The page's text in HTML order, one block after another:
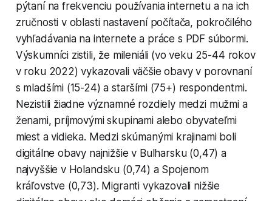
pýtaní na frekvenciu používania internetu a na ich
zručnosti v oblasti nastavení počítača, pokročilého
vyhľadávania na internete a práce s PDF súbormi.
Výskumníci zistili, že mileniáli (vo veku 25-44 rokov
v roku 2022) vykazovali väčšie obavy v porovnaní
s mladšími (15-24) a staršími (75+) respondentmi.
Nezistili žiadne významné rozdiely medzi mužmi a
ženami, príjmovými skupinami alebo obyvateľmi
miest a vidieka. Medzi skúmanými krajinami boli
digitálne obavy najnižšie v Bulharsku (0,47) a
najvyššie v Holandsku (0,74) a Spojenom
kráľovstve (0,73). Migranti vykazovali nižšie